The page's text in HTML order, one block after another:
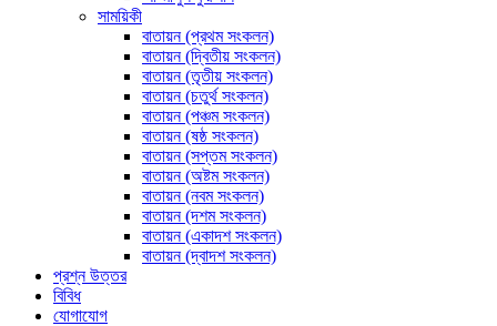
সাময়িকী
বাতায়ন (প্রথম সংকলন)
বাতায়ন (দ্বিতীয় সংকলন)
বাতায়ন (তৃতীয় সংকলন)
বাতায়ন (চতুর্থ সংকলন)
বাতায়ন (পঞ্চম সংকলন)
বাতায়ন (ষষ্ঠ সংকলন)
বাতায়ন (সপ্তম সংকলন)
বাতায়ন (অষ্টম সংকলন)
বাতায়ন (নবম সংকলন)
বাতায়ন (দশম সংকলন)
বাতায়ন (একাদশ সংকলন)
বাতায়ন (দ্বাদশ সংকলন)
প্রশ্ন উত্তর
বিবিধ
যোগাযোগ